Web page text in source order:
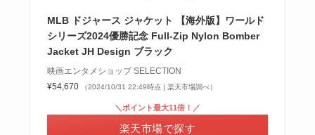
MLB ドジャース ジャケット 【海外版】ワールド
シリーズ2024優勝記念 Full-Zip Nylon Bomber
Jacket JH Design ブラック
映画エンタメショップ SELECTION
¥54,670
（2024/10/31 22:49時点 | 楽天市場調べ）
＼ポイント最大11倍！／
楽天市場で探す